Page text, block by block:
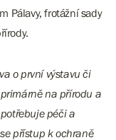
Pálavy, frotážní sady
o první výstavu či
na přírodu a
péči a
přístup k ochraně